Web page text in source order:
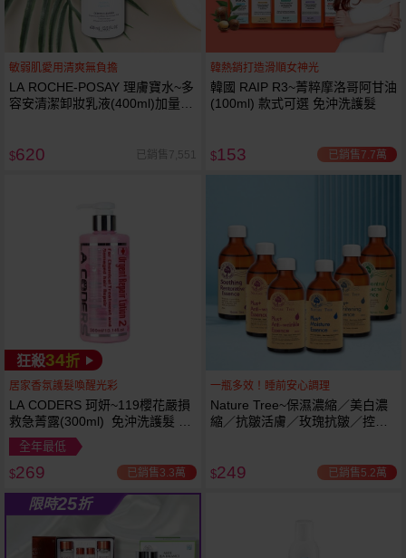
敏弱肌愛用清爽無負擔
LA ROCHE-POSAY 理膚寶水~多
容安清潔卸妝乳液(400ml)加量
$620 已銷售7,551
韓熱銷打造滑順女神光
韓國 RAIP R3~菁粹摩洛哥阿甘油
(100ml) 款式可選 免沖洗護髮
$153 已銷售7.7萬
狂殺34折
居家香氛護髮喚醒光彩
LA CODERS 珂妍~119櫻花嚴損
救急菁露(300ml) 免沖洗護髮 蕾
舒法克
全年最低
$269 已銷售3.3萬
一瓶多效！睡前安心調理
Nature Tree~保濕濃縮／美白濃
縮／抗皺活膚／玫瑰抗皺／控油
$249 已銷售5.2萬
限時25折